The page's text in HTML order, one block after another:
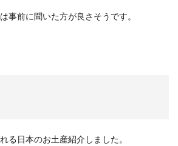
事前に聞いた方が良さそうです。
る日本のお土産紹介しました。